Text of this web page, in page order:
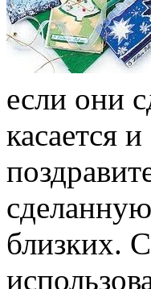
если они
касается
близких.